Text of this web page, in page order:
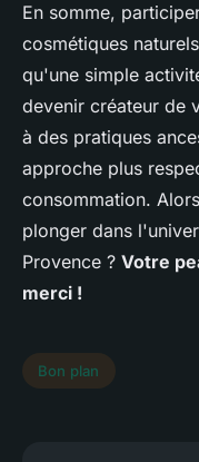
En somme,
cosmétiques
qu'une simple
devenir créateur de
à des pratiques
approche plus
consommation.
plonger dans
Provence ? Votre
merci !
Bon plan